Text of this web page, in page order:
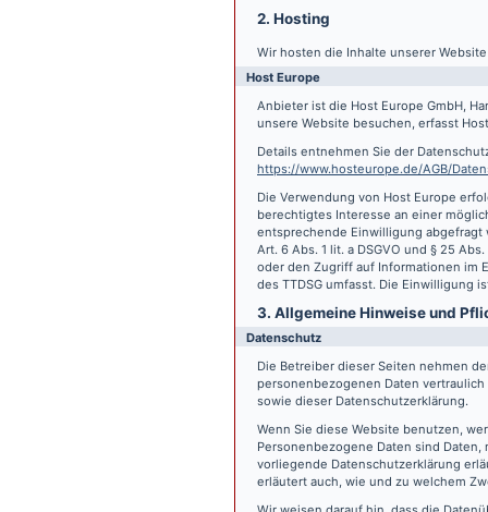
2. Hosting
Wir hosten die Inhalte unserer
Host Europe
Anbieter ist die Host Europe GmbH,
unsere Website besuchen, erfasst
Details entnehmen Sie der
https://www.hosteurope.de/AGB/
Die Verwendung von Host Europe
berechtigtes Interesse an einer
entsprechende Einwilligung abgefragt
Art. 6 Abs. 1 lit. a DSGVO und § 25
oder den Zugriff auf Informationen im
des TTDSG umfasst. Die Einwilligung
3. Allgemeine Hinweise und
Datenschutz
Die Betreiber dieser Seiten nehmen
personenbezogenen Daten
sowie dieser Datenschutzerklärung.
Wenn Sie diese Website benutzen,
Personenbezogene Daten sind
vorliegende Datenschutzerklärung
erläutert auch, wie und zu welchem